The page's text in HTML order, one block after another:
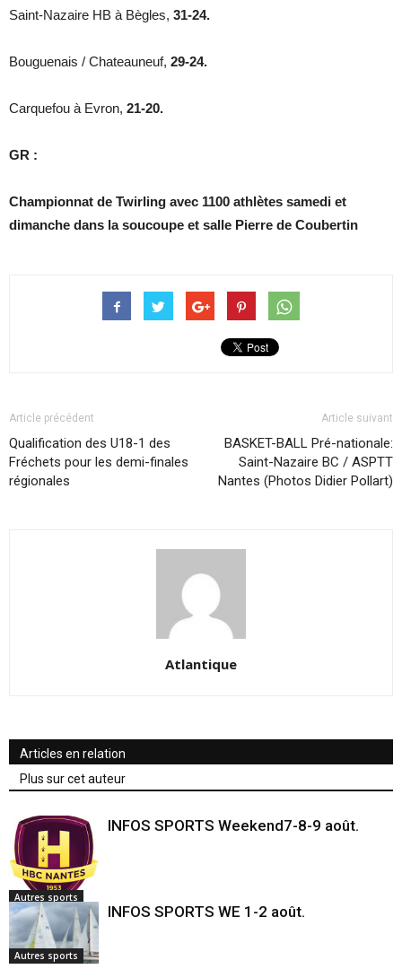
Saint-Nazaire HB à Bègles, 31-24.
Bouguenais / Chateauneuf, 29-24.
Carquefou à Evron, 21-20.
GR :
Championnat de Twirling avec 1100 athlètes samedi et
dimanche dans la soucoupe et salle Pierre de Coubertin
Article précédent
Qualification des U18-1 des
Fréchets pour les demi-finales
régionales
Article suivant
BASKET-BALL Pré-nationale:
Saint-Nazaire BC / ASPTT
Nantes (Photos Didier Pollart)
Atlantique
Articles en relation
Plus sur cet auteur
Autres sports
INFOS SPORTS Weekend7-8-9 août.
Autres sports
INFOS SPORTS WE 1-2 août.